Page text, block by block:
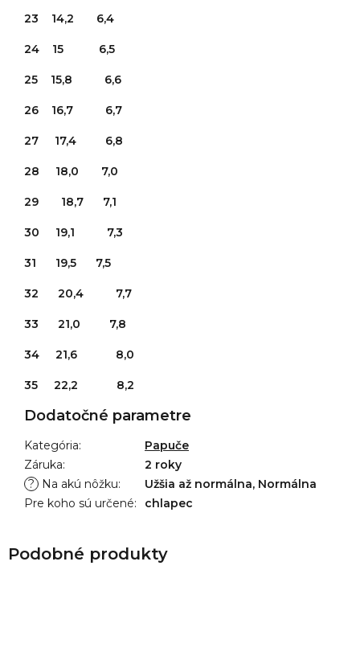
23 14,2 6,4
24 15 6,5
25 15,8 6,6
26 16,7 6,7
27 17,4 6,8
28 18,0 7,0
29 18,7 7,1
30 19,1 7,3
31 19,5 7,5
32 20,4 7,7
33 21,0 7,8
34 21,6 8,0
35 22,2 8,2
Dodatočné parametre
Kategória:
Papuče
Záruka:
2 roky
?
Na akú nôžku:
Užšia až normálna, Normálna
Pre koho sú určené: chlapec